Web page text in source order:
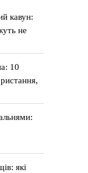
кавун:
не
10
які